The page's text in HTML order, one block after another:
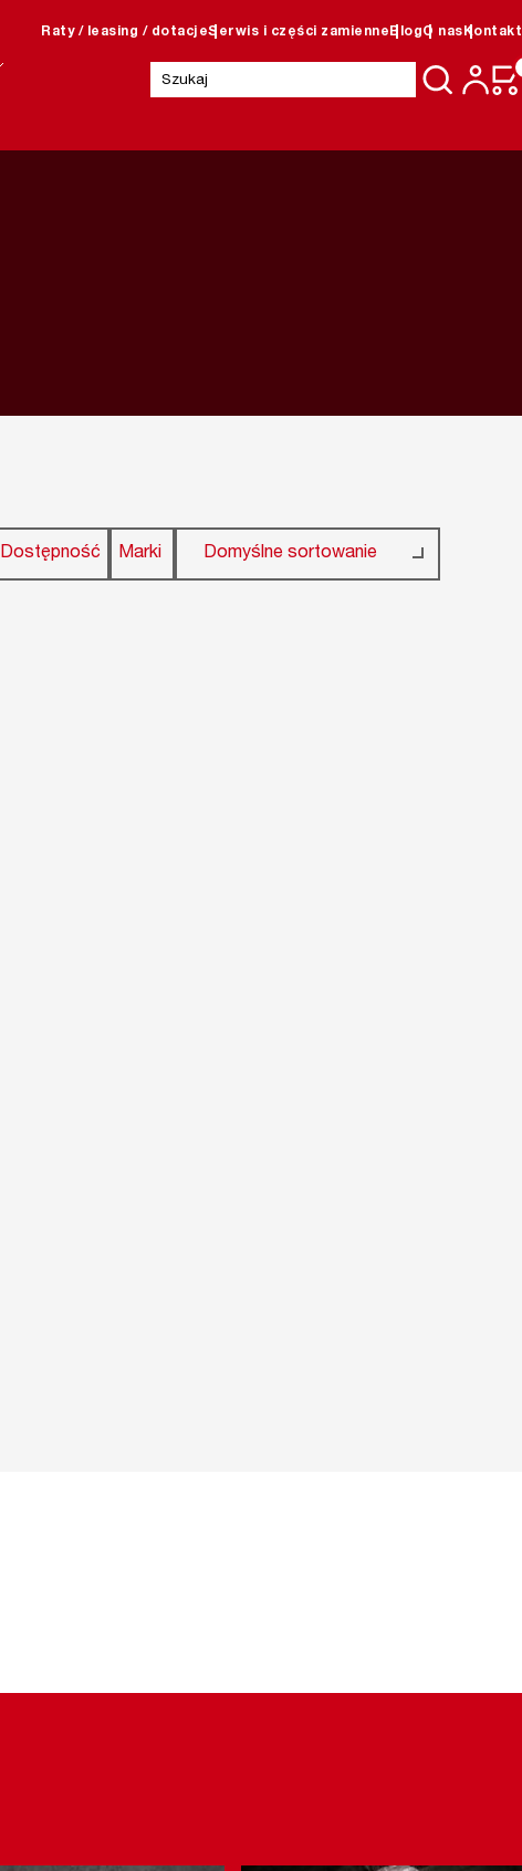
Raty / leasing / dotacjeSerwis i części zamienne BlogO nas Kontakt
Szukaj:
Dostępność Marki Domyślne sortowanie